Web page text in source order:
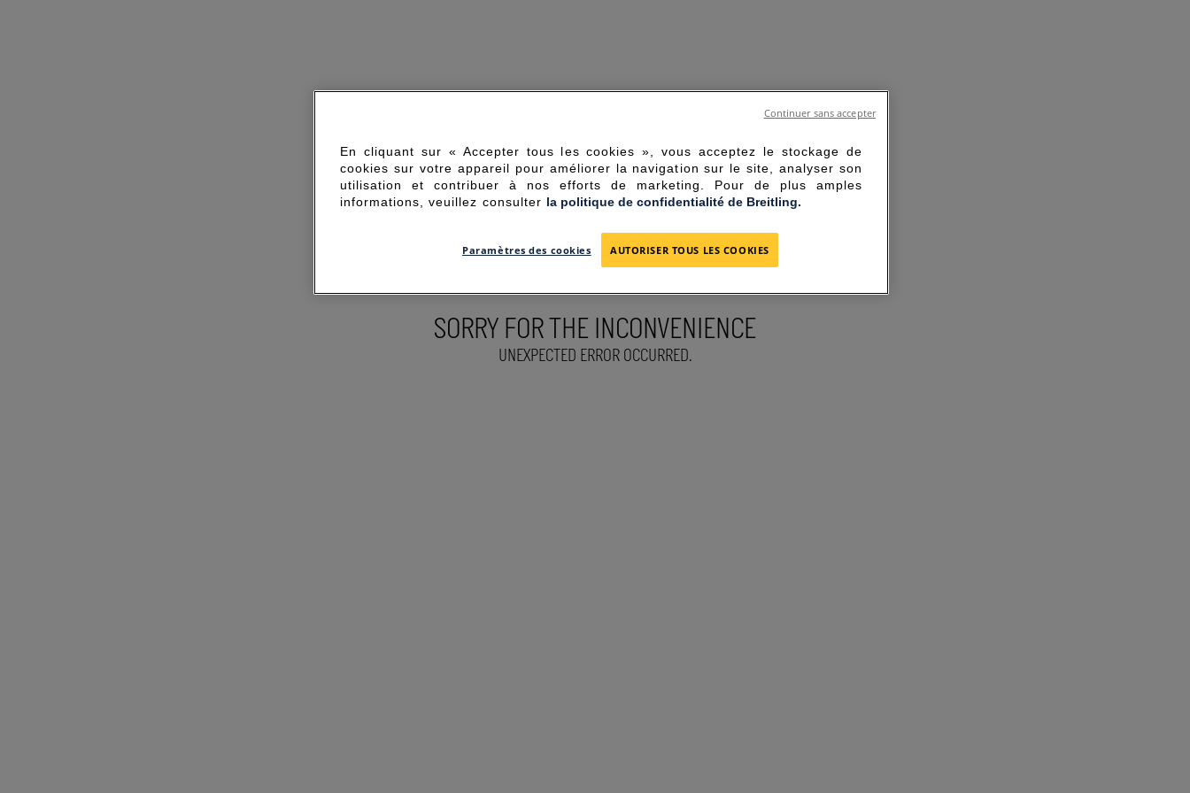
SORRY FOR THE INCONVENIENCE
UNEXPECTED ERROR OCCURRED.
En cliquant sur « Accepter tous les cookies », vous acceptez le stockage de
cookies sur votre appareil pour améliorer la navigation sur le site, analyser son
utilisation et contribuer à nos efforts de marketing. Pour de plus amples
informations, veuillez consulter la politique de confidentialité de Breitling.
Paramètres des cookies AUTORISER TOUS LES COOKIES
Continuer sans accepter